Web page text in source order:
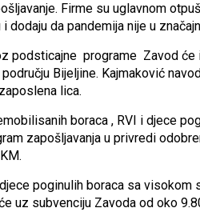
Firme su uglavnom
dodaju da pandemija nije u
podsticajne programe Zavod
Bijeljine. Kajmaković
lica.
boraca , RVI i djece
zapošljavanja u privredi
poginulih boraca sa
uz subvenciju Zavoda od oko